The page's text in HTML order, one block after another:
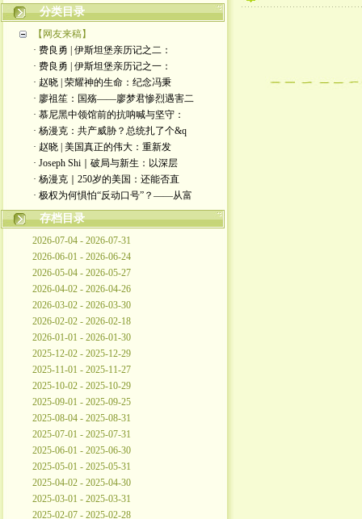
分类目录
【网友来稿】
· 费良勇 | 伊斯坦堡亲历记之二：
· 费良勇 | 伊斯坦堡亲历记之一：
· 赵晓 | 荣耀神的生命：纪念冯秉
· 廖祖笙：国殇——廖梦君惨烈遇害二
· 慕尼黑中领馆前的抗呐喊与坚守：
· 杨漫克：共产威胁？总统扎了个&q
· 赵晓 | 美国真正的伟大：重新发
· Joseph Shi｜破局与新生：以深层
· 杨漫克｜250岁的美国：还能否直
· 极权为何惧怕“反动口号”？——从富
存档目录
2026-07-04 - 2026-07-31
2026-06-01 - 2026-06-24
2026-05-04 - 2026-05-27
2026-04-02 - 2026-04-26
2026-03-02 - 2026-03-30
2026-02-02 - 2026-02-18
2026-01-01 - 2026-01-30
2025-12-02 - 2025-12-29
2025-11-01 - 2025-11-27
2025-10-02 - 2025-10-29
2025-09-01 - 2025-09-25
2025-08-04 - 2025-08-31
2025-07-01 - 2025-07-31
2025-06-01 - 2025-06-30
2025-05-01 - 2025-05-31
2025-04-02 - 2025-04-30
2025-03-01 - 2025-03-31
2025-02-07 - 2025-02-28